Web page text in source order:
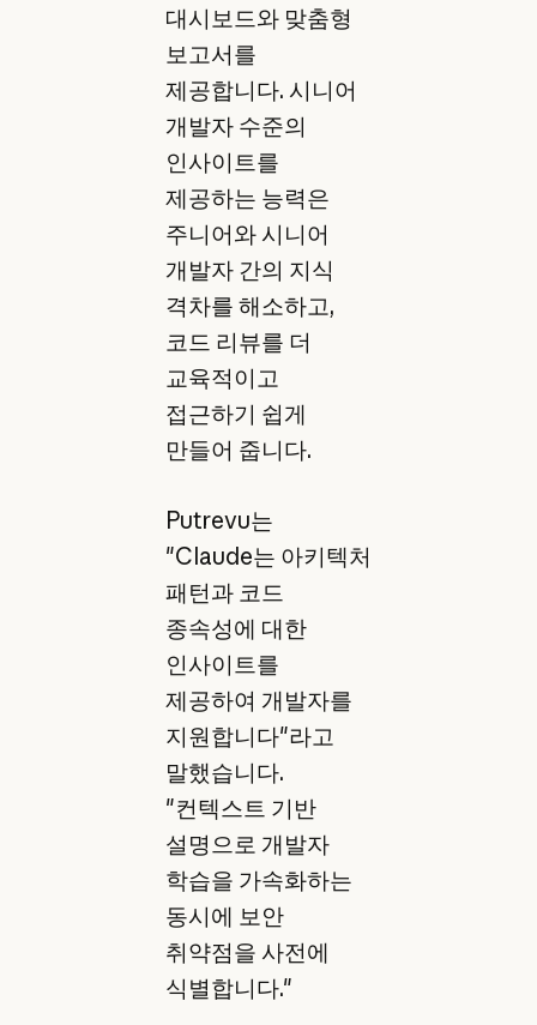
대시보드와 맞춤형
보고서를
제공합니다. 시니어
개발자 수준의
인사이트를
제공하는 능력은
주니어와 시니어
개발자 간의 지식
격차를 해소하고,
코드 리뷰를 더
교육적이고
접근하기 쉽게
만들어 줍니다.
Putrevu는
"Claude는 아키텍처
패턴과 코드
종속성에 대한
인사이트를
제공하여 개발자를
지원합니다"라고
말했습니다.
"컨텍스트 기반
설명으로 개발자
학습을 가속화하는
동시에 보안
취약점을 사전에
식별합니다."